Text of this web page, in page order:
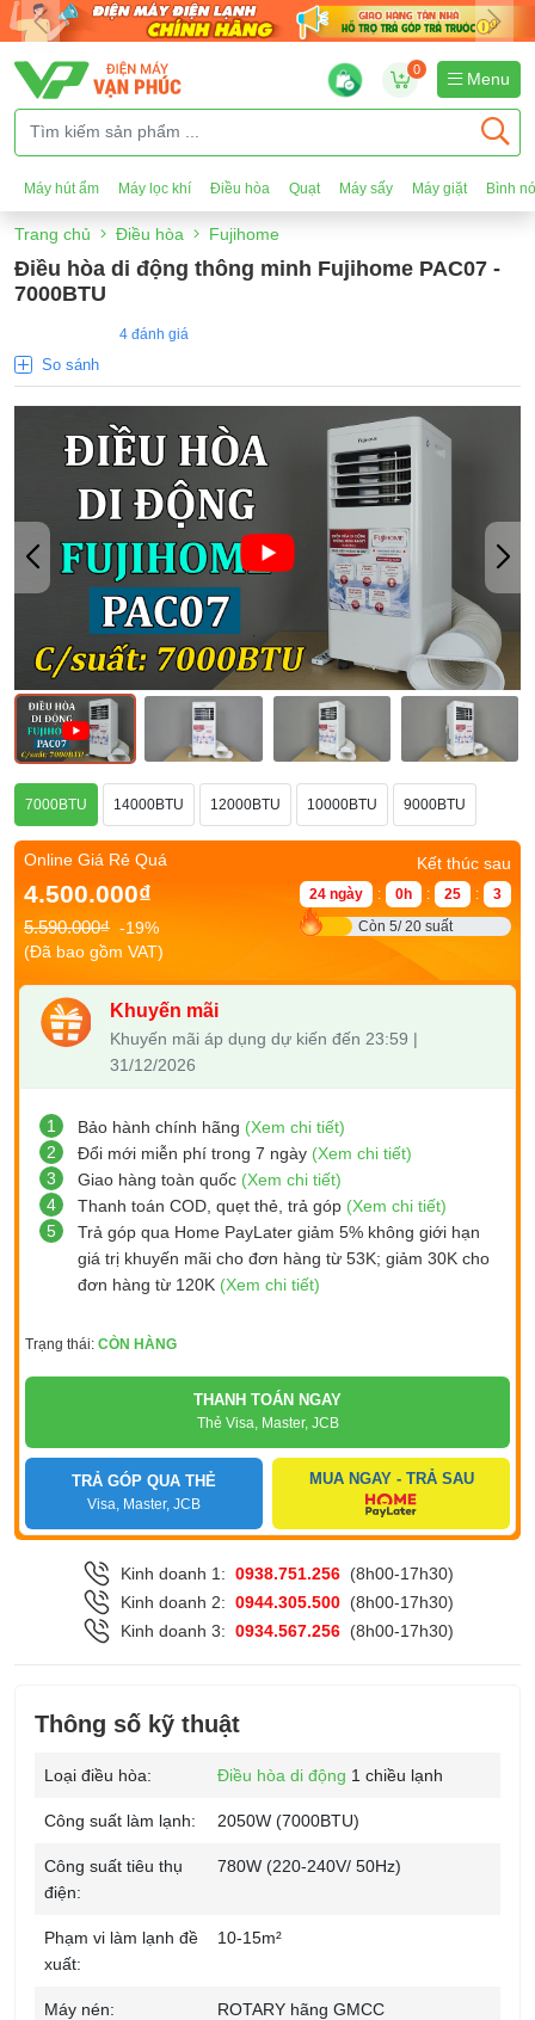
0
Menu
Máy hút ẩm Máy lọc khí Điều hòa Quạt Máy sấy Máy giặt Bình
Trang chủ Điều hòa Fujihome
Điều hòa di động thông minh Fujihome PAC07 -
7000BTU
4 đánh giá
So sánh
7000BTU 14000BTU 12000BTU 10000BTU 9000BTU
Online Giá Rẻ Quá
4.500.000₫
5.590.000₫ -19%
(Đã bao gồm VAT)
Kết thúc sau
24 ngày : 0h : 25 :
3
Còn 5/ 20 suất
Khuyến mãi
Khuyến mãi áp dụng dự kiến đến 23:59 |
31/12/2026
1 Bảo hành chính hãng (Xem chi tiết)
2
Đổi mới miễn phí trong 7 ngày (Xem chi tiết)
3
Giao hàng toàn quốc (Xem chi tiết)
4
Thanh toán COD, quẹt thẻ, trả góp (Xem chi tiết)
5
Trả góp qua Home PayLater giảm 5% không giới hạn
giá trị khuyến mãi cho đơn hàng từ 53K; giảm 30K cho
đơn hàng từ 120K (Xem chi tiết)
Trạng thái: CÒN HÀNG
THANH TOÁN NGAY
Thẻ Visa, Master, JCB
TRẢ GÓP QUA THẺ
Visa, Master, JCB
MUA NGAY - TRẢ SAU
Kinh doanh 1: 0938.751.256 (8h00-17h30)
Kinh doanh 2: 0944.305.500 (8h00-17h30)
Kinh doanh 3: 0934.567.256 (8h00-17h30)
Thông số kỹ thuật
Loại điều hòa: Điều hòa di động 1 chiều lạnh
Công suất làm lạnh: 2050W (7000BTU)
Công suất tiêu thụ
điện:
780W (220-240V/ 50Hz)
Phạm vi làm lạnh đề
xuất:
10-15m²
Máy nén: ROTARY hãng GMCC